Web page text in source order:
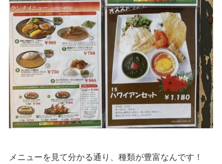
メニューを見て分かる通り、種類が豊富なんです！